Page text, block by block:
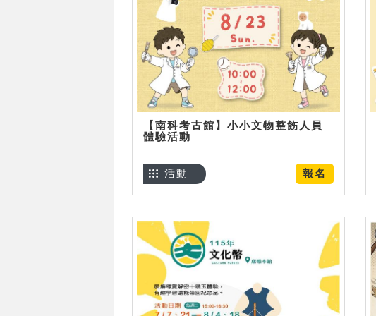
【南科考古館】小小文物整飭人員
體驗活動
報名
活動